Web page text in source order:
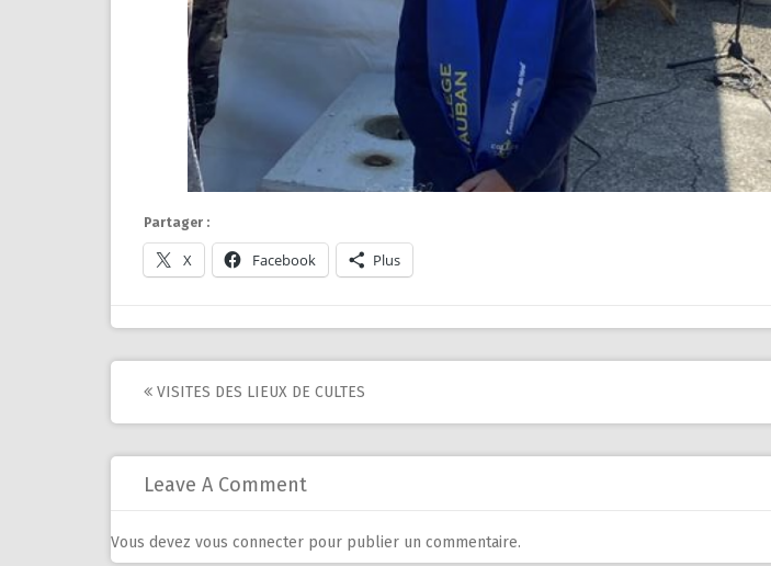
Partager :
X Facebook Plus
Post
navigation
VISITES DES LIEUX DE CULTES
Leave A Comment
Vous devez vous connecter pour publier un commentaire.